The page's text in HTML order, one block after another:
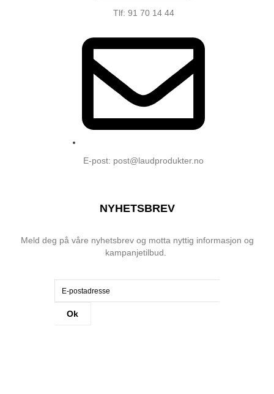
Tlf: 91 70 14 44
E-post: post@laudprodukter.no
NYHETSBREV
Meld deg på våre nyhetsbrev og motta nyttig informasjon og
kampanjetilbud.
Ok